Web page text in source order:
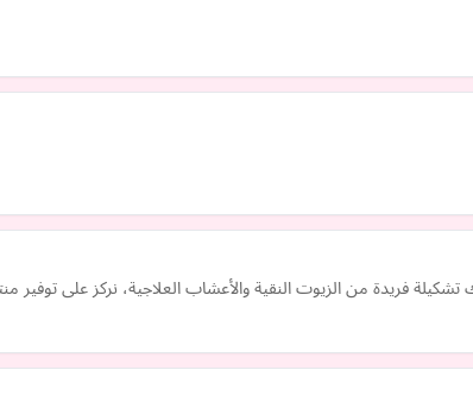
فريدة من الزيوت النقية والأعشاب العلاجية، نركز على توفير